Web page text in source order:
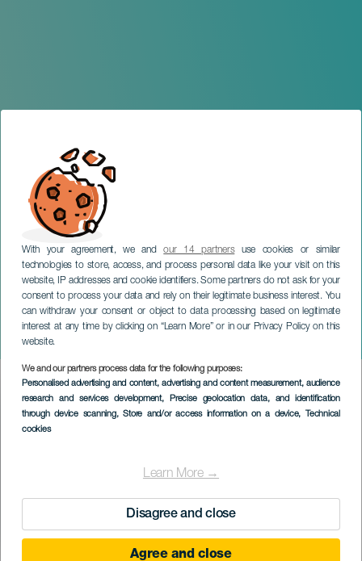
With your agreement, we andour 14 partnersuse cookies or similar
technologies to store, access, and process personal data like your visit on this
website, IP addresses and cookie identifiers. Some partners do not ask for your
consent to process your data and rely on their legitimate business interest. You
can withdraw your consent or object to data processing based on legitimate
interest at any time by clicking on “Learn More” or in our Privacy Policy on this
website.
We and our partners process data for the following purposes:
Personalised advertising and content, advertising and content measurement, audience
research and services development, Precise geolocation data, and identification
through device scanning, Store and/or access information on a device, Technical
cookies
Learn More →
Disagree and close
Agree and close
Christmas Swing
TENERIFE
Imagen
Listado